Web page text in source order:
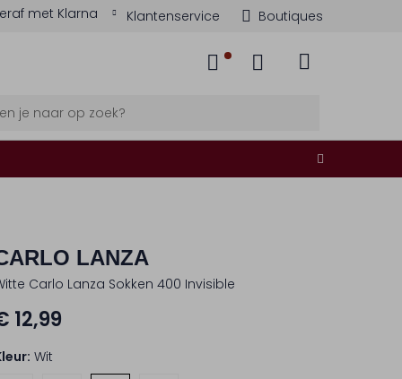
met Klarna Klantenservice Boutiques
LANZA
Carlo Lanza Sokken 400 Invisible
12,99
Wit